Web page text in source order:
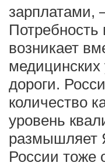
возникает
медицинских
дороги.
количество
уровень
размышляет
России тоже